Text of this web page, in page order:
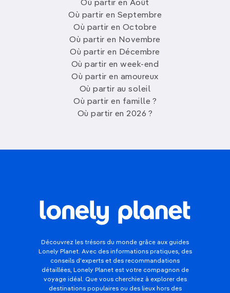
Où partir en Août
Où partir en Septembre
Où partir en Octobre
Où partir en Novembre
Où partir en Décembre
Où partir en week-end
Où partir en amoureux
Où partir au soleil
Où partir en famille ?
Où partir en 2026 ?
Découvrez les trésors du monde grâce aux guides
Lonely Planet. Avec des informations pratiques, des
conseils d'experts et des recommandations
détaillées, Lonely Planet est votre compagnon de
voyage idéal. Que vous cherchiez à explorer des
destinations populaires ou des lieux hors des